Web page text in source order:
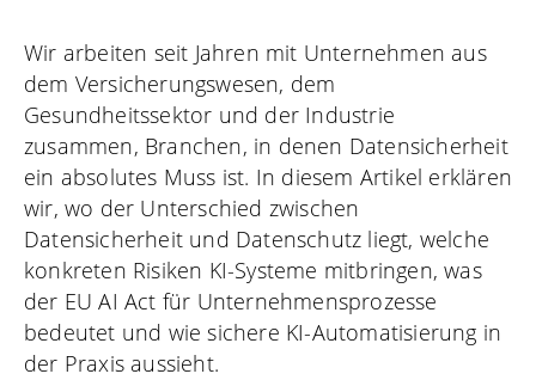
Wir arbeiten seit Jahren mit Unternehmen aus
dem Versicherungswesen, dem
Gesundheitssektor und der Industrie
zusammen, Branchen, in denen Datensicherheit
ein absolutes Muss ist. In diesem Artikel erklären
wir, wo der Unterschied zwischen
Datensicherheit und Datenschutz liegt, welche
konkreten Risiken KI-Systeme mitbringen, was
der EU AI Act für Unternehmensprozesse
bedeutet und wie sichere KI-Automatisierung in
der Praxis aussieht.